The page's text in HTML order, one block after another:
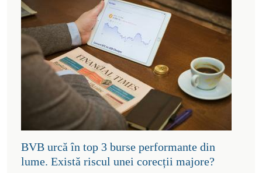
BVB urcă în top 3 burse performante din
lume. Există riscul unei corecții majore?